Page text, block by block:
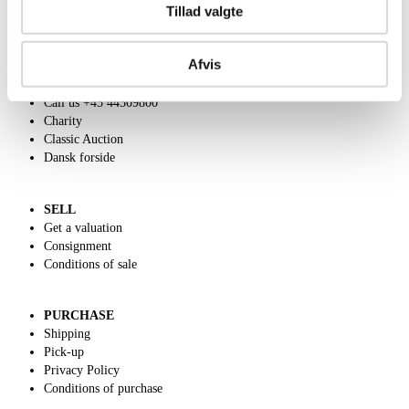
Tillad valgte
Afvis
Contact and Opening Hours
Call us +45 44509800
Charity
Classic Auction
Dansk forside
SELL
Get a valuation
Consignment
Conditions of sale
PURCHASE
Shipping
Pick-up
Privacy Policy
Conditions of purchase